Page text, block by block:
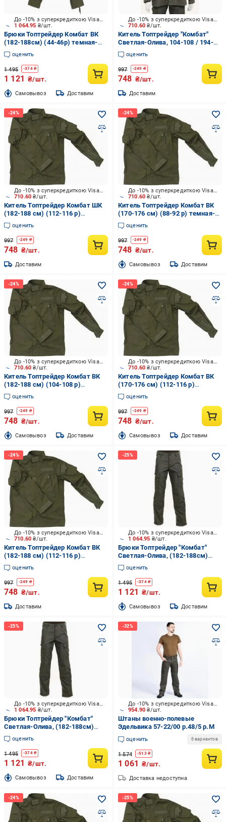
1 064.95 ₴/шт.
До -10% з суперкредиткою Visa Вигода
Брюки Топтрейдер Комбат ВК
(182-188см) (44-46р) темная-
олива р.S
оценить
1 495 -374₴
1 121 ₴/шт.
Cамовывоз Доставим
710.60₴/шт.
До -10% з суперкредиткою Visa Вигода
Китель Топтрейдер "Комбат"
Светлая-Олива, 104-108 / 194-
200cм р.L
оценить
997 -249 ₴
748 ₴/шт.
Доставим
710.60₴/шт.
До -10% з суперкредиткою Visa Вигода
Китель Топтрейдер Комбат ШК
(182-188 см) (112-116 р)
темная-олива р.XL
оценить
997 -249 ₴
748 ₴/шт.
Доставим
710.60₴/шт.
До -10% з суперкредиткою Visa Вигода
Китель Топтрейдер Комбат ВК
(170-176 см) (88-92 р) темная-
олива р.S
оценить
997 -249 ₴
748 ₴/шт.
Cамовывоз Доставим
710.60₴/шт.
До -10% з суперкредиткою Visa Вигода
Китель Топтрейдер Комбат ВК
(182-188 см) (104-108 р)
темная-олива р.L
оценить
997 -249 ₴
748 ₴/шт.
Cамовывоз Доставим
710.60₴/шт.
До -10% з суперкредиткою Visa Вигода
Китель Топтрейдер Комбат ВК
(170-176 см) (112-116 р)
темная-олива р.XL
оценить
997 -249 ₴
748 ₴/шт.
Cамовывоз Доставим
710.60₴/шт.
До -10% з суперкредиткою Visa Вигода
Китель Топтрейдер Комбат ВК
(182-188 см) (112-116 р)
темная-олива р.XL
оценить
997 -249 ₴
748 ₴/шт.
Доставим
1 064.95 ₴/шт.
До -10% з суперкредиткою Visa Вигода
Брюки Топтрейдер "Комбат"
Светлая-Олива, (182-188см)
(52-54р) р.L
оценить
1 495 -374₴
1 121 ₴/шт.
Cамовывоз Доставим
1 064.95 ₴/шт.
До -10% з суперкредиткою Visa Вигода
Брюки Топтрейдер "Комбат"
Светлая-Олива, (182-188см)
(60-62 р) р.XXL
оценить
1 495 -374₴
1 121 ₴/шт.
Cамовывоз Доставим
954.90₴/шт.
До -10% з суперкредиткою Visa Вигода
Штаны военно-полевые
Эдельвика 57-22/00 р.48/5 р.M
оценить 6 вариантов
1 574 -513₴
1 061 ₴/шт.
Доставка недоступна